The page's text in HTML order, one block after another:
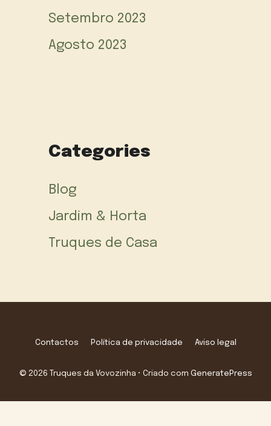
Setembro 2023
Agosto 2023
Categories
Blog
Jardim & Horta
Truques de Casa
Contactos Política de privacidade Aviso legal
© 2026 Truques da Vovozinha • Criado com GeneratePress